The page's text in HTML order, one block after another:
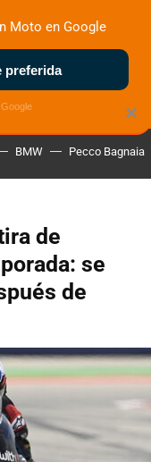
MOTOS ELÉCTRICAS
BMW Pecco Bagnaia
de
se
de
×
Moto en Google
preferida